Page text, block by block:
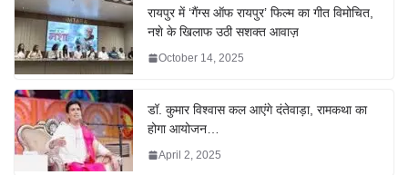
रायपुर में ‘गैंग्स ऑफ रायपुर’ फिल्म का गीत विमोचित,
नशे के खिलाफ उठी सशक्त आवाज़
October 14, 2025
डॉ. कुमार विश्वास कल आएंगे दंतेवाड़ा, रामकथा का
होगा आयोजन…
April 2, 2025